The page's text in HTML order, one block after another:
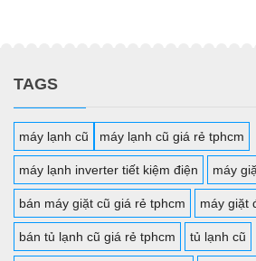
TAGS
máy lạnh cũ máy lạnh cũ giá rẻ tphcm
máy lạnh inverter tiết kiệm điện máy
bán máy giặt cũ giá rẻ tphcm máy giặt
bán tủ lạnh cũ giá rẻ tphcm tủ lạnh cũ